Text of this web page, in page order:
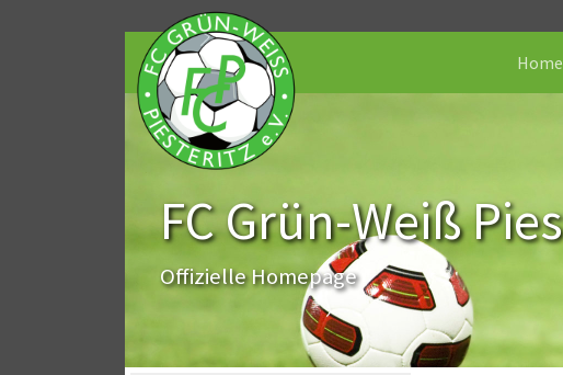
Home
FC Grün-Weiß
Offizielle Homepage